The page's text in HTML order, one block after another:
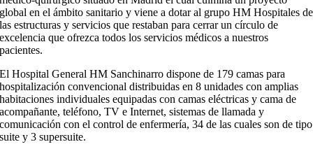
global en el ámbito sanitario y viene a dotar al grupo HM Hospitales de
las estructuras y servicios que restaban para cerrar un círculo de
excelencia que ofrezca todos los servicios médicos a nuestros
pacientes.
El ​​​​​Hospital General HM Sanchinarro dispone de 179 camas para
hospitalización convencional distribuidas en 8 unidades con amplias
habitaciones individuales equipadas con camas eléctricas y cama de
acompañante, teléfono, TV e Internet, sistemas de llamada y
comunicación con el control de enfermería, 34 de las cuales son de tipo
suite y 3 supersuite.